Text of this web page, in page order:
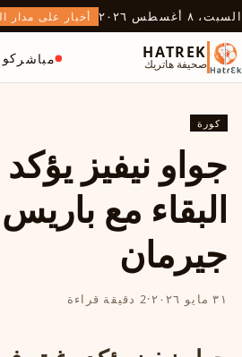
السبت، ٨ أغسطس ٢٠٢٦ أخبار على مدار
HATREK
صحيفة هاتريك مباشر
كورة
جواو نيفيز
البقاء مع
جيرمان
٣١ مايو ٢٠٢٦ ·2 دقيقة قراءة